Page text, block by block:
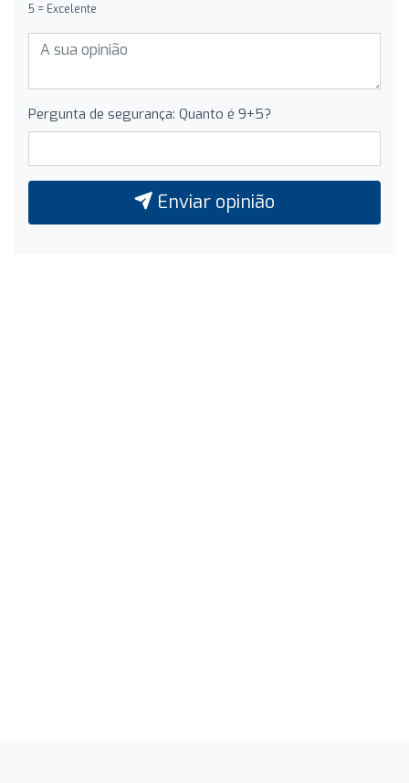
5 = Excelente
Pergunta de segurança: Quanto é 9+5?
Enviar opinião